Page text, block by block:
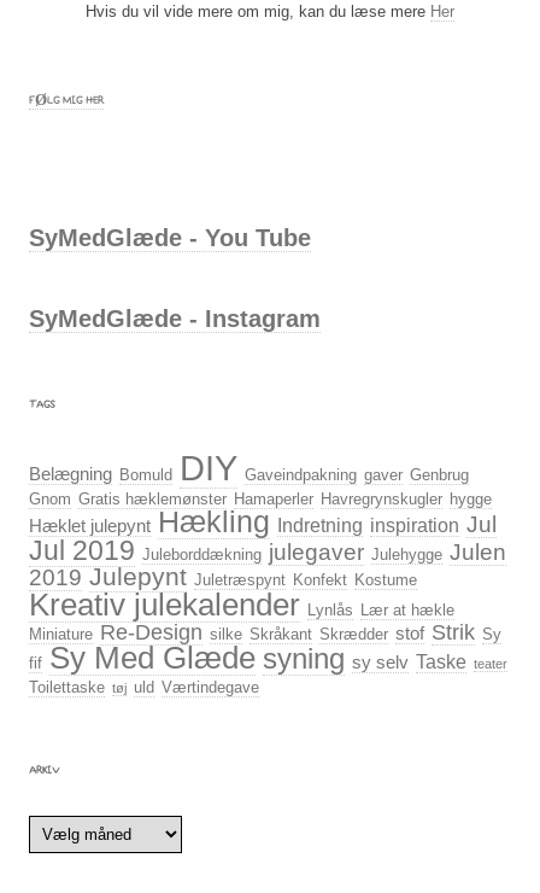
Hvis du vil vide mere om mig, kan du læse mere Her
FØLG MIG HER
SyMedGlæde - You Tube
SyMedGlæde - Instagram
TAGS
Belægning Bomuld DIY Gaveindpakning gaver Genbrug
Gnom Gratis hæklemønster Hamaperler Havregrynskugler hygge
Hæklet julepynt Hækling Indretning inspiration Jul
Jul 2019 Juleborddækning julegaver Julehygge Julen
2019 Julepynt Juletræspynt Konfekt Kostume
Kreativ julekalender Lynlås Lær at hækle
Miniature Re-Design silke Skråkant Skrædder stof Strik Sy
fif Sy Med Glæde syning sy selv Taske teater
Toilettaske tøj uld Værtindegave
ARKIV
Arkiv